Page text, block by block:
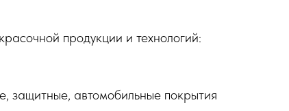
продукции и технологий:
защитные, автомобильные покрытия